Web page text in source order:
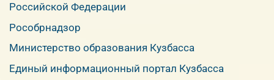
Российской Федерации
Рособрнадзор
Министерство образования Кузбасса
Единый информационный портал Кузбасса